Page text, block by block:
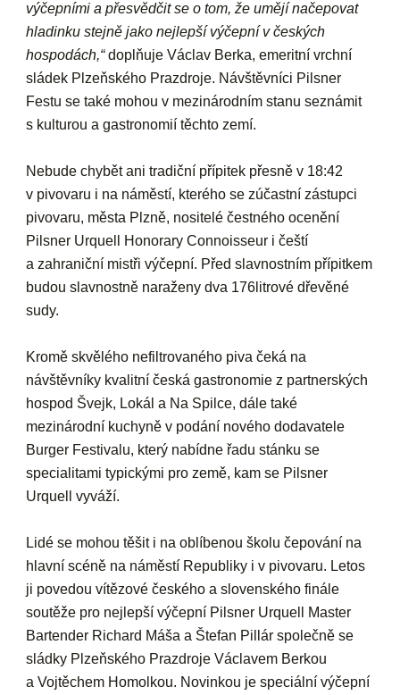
výčepními a přesvědčit se o tom, že umějí načepovat
hladinku stejně jako nejlepší výčepní v českých
hospodách,“doplňuje Václav Berka, emeritní vrchní
sládek Plzeňského Prazdroje. Návštěvníci Pilsner
Festu se také mohou v mezinárodním stanu seznámit
s kulturou a gastronomií těchto zemí.
Nebude chybět ani tradiční přípitek přesně v 18:42
v pivovaru i na náměstí, kterého se zúčastní zástupci
pivovaru, města Plzně, nositelé čestného ocenění
Pilsner Urquell Honorary Connoisseur i čeští
a zahraniční mistři výčepní. Před slavnostním přípitkem
budou slavnostně naraženy dva 176litrové dřevěné
sudy.
Kromě skvělého nefiltrovaného piva čeká na
návštěvníky kvalitní česká gastronomie z partnerských
hospod Švejk, Lokál a Na Spilce, dále také
mezinárodní kuchyně v podání nového dodavatele
Burger Festivalu, který nabídne řadu stánku se
specialitami typickými pro země, kam se Pilsner
Urquell vyváží.
Lidé se mohou těšit i na oblíbenou školu čepování na
hlavní scéně na náměstí Republiky i v pivovaru. Letos
ji povedou vítězové českého a slovenského finále
soutěže pro nejlepší výčepní Pilsner Urquell Master
Bartender Richard Máša a Štefan Pillár společně se
sládky Plzeňského Prazdroje Václavem Berkou
a Vojtěchem Homolkou. Novinkou je speciální výčepní